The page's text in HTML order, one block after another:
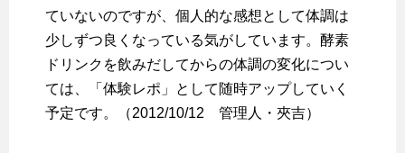
ていないのですが、個人的な感想として体調は
少しずつ良くなっている気がしています。酵素
ドリンクを飲みだしてからの体調の変化につい
ては、「体験レポ」として随時アップしていく
予定です。（2012/10/12 管理人・夾吉）